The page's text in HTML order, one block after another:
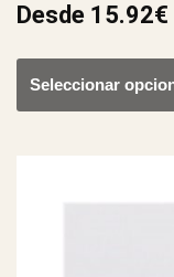
Desde 15.92€
Seleccionar